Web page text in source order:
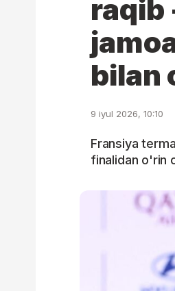
raqib
bilan
9 iyul 2026, 10:10
Fransiya
finalidan o'rin